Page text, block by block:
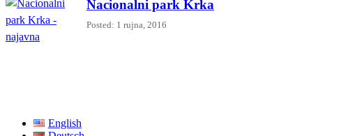
Nacionalni park Krka
Posted: 1 rujna, 2016
English